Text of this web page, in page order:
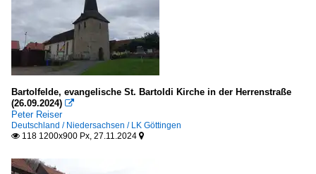
Bartolfelde, evangelische St. Bartoldi Kirche in der Herrenstraße
(26.09.2024) 
Peter Reiser
Deutschland / Niedersachsen / LK Göttingen
 118 1200x900 Px, 27.11.2024 